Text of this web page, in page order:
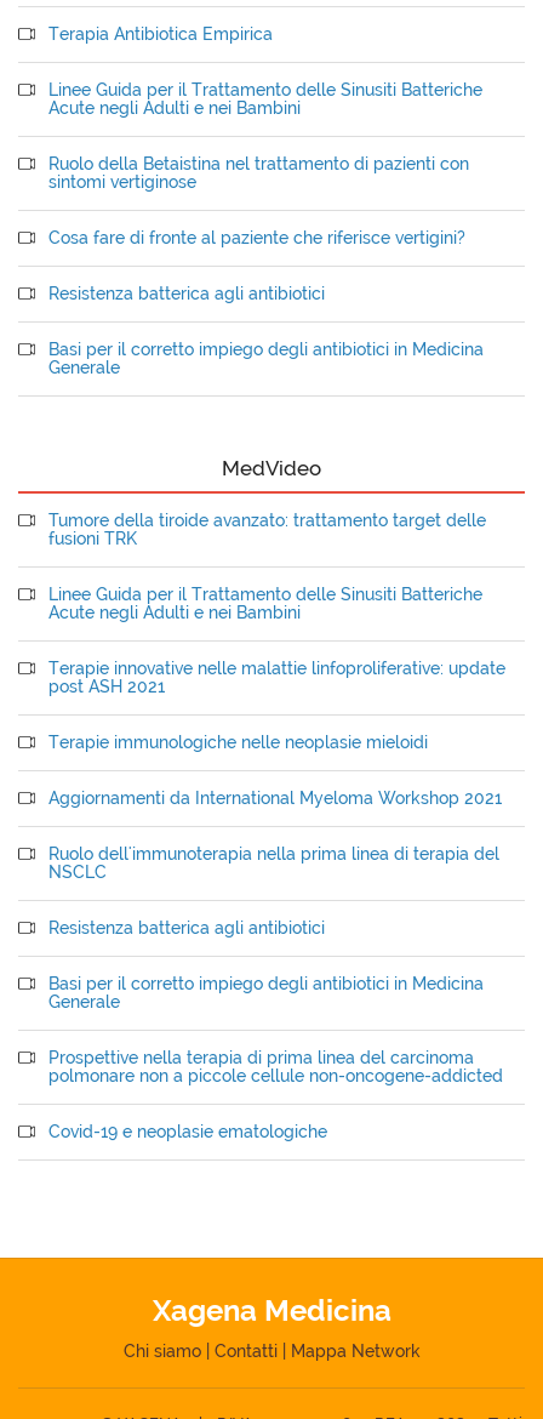
Terapia Antibiotica Empirica
Linee Guida per il Trattamento delle Sinusiti Batteriche
Acute negli Adulti e nei Bambini
Ruolo della Betaistina nel trattamento di pazienti con
sintomi vertiginose
Cosa fare di fronte al paziente che riferisce vertigini?
Resistenza batterica agli antibiotici
Basi per il corretto impiego degli antibiotici in Medicina
Generale
MedVideo
Tumore della tiroide avanzato: trattamento target delle
fusioni TRK
Linee Guida per il Trattamento delle Sinusiti Batteriche
Acute negli Adulti e nei Bambini
Terapie innovative nelle malattie linfoproliferative: update
post ASH 2021
Terapie immunologiche nelle neoplasie mieloidi
Aggiornamenti da International Myeloma Workshop 2021
Ruolo dell'immunoterapia nella prima linea di terapia del
NSCLC
Resistenza batterica agli antibiotici
Basi per il corretto impiego degli antibiotici in Medicina
Generale
Prospettive nella terapia di prima linea del carcinoma
polmonare non a piccole cellule non-oncogene-addicted
Covid-19 e neoplasie ematologiche
Xagena Medicina
Chi siamo Contatti Mappa Network